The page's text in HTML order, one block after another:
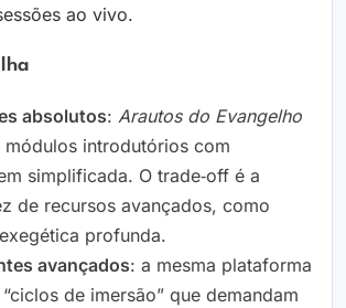
ao vivo.
absolutos: Arautos do Evangelho
módulos introdutórios com
simplificada. O trade‑off é a
de recursos avançados, como
profunda.
avançados: a mesma plataforma
de imersão” que demandam